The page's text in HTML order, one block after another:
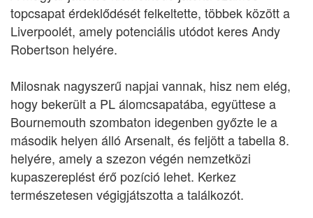
topcsapat érdeklődését felkeltette, többek között a
Liverpoolét, amely potenciális utódot keres Andy
Robertson helyére.
Milosnak nagyszerű napjai vannak, hisz nem elég,
hogy bekerült a PL álomcsapatába, együttese a
Bournemouth szombaton idegenben győzte le a
második helyen álló Arsenalt, és feljött a tabella 8.
helyére, amely a szezon végén nemzetközi
kupaszereplést érő pozíció lehet. Kerkez
természetesen végigjátszotta a találkozót.